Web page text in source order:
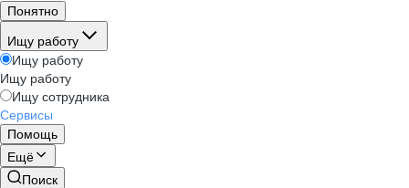
Понятно
Ищу работу
Ищу работу
Ищу работу
Ищу сотрудника
Сервисы
Помощь
Ещё
Поиск